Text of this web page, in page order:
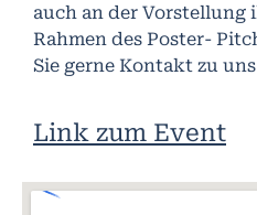
auch an der Vorstellung
Rahmen des Poster-
Sie gerne Kontakt zu
Link zum Event